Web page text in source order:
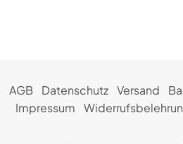
AGB Datenschutz Versand
Impressum